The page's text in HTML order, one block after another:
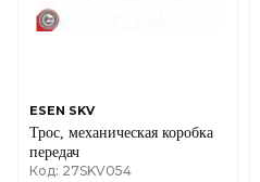
ESEN SKV
Трос, механическая коробка
передач
Код: 27SKV054